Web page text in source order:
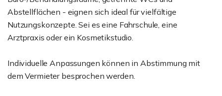
Abstellflächen - eignen sich ideal für vielfältige
Nutzungskonzepte. Sei es eine Fahrschule, eine
Arztpraxis oder ein Kosmetikstudio.
Individuelle Anpassungen können in Abstimmung mit
dem Vermieter besprochen werden.